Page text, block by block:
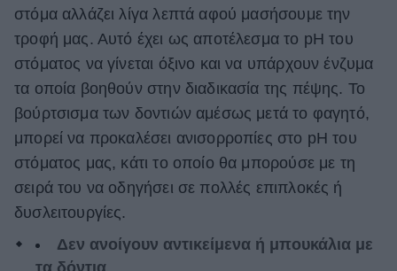
στόμα αλλάζει λίγα λεπτά αφού μασήσουμε την
τροφή μας. Αυτό έχει ως αποτέλεσμα το pH του
στόματος να γίνεται όξινο και να υπάρχουν ένζυμα
τα οποία βοηθούν στην διαδικασία της πέψης. Το
βούρτσισμα των δοντιών αμέσως μετά το φαγητό,
μπορεί να προκαλέσει ανισορροπίες στο pH του
στόματος μας, κάτι το οποίο θα μπορούσε με τη
σειρά του να οδηγήσει σε πολλές επιπλοκές ή
δυσλειτουργίες.
Δεν ανοίγουν αντικείμενα ή μπουκάλια με
τα δόντια